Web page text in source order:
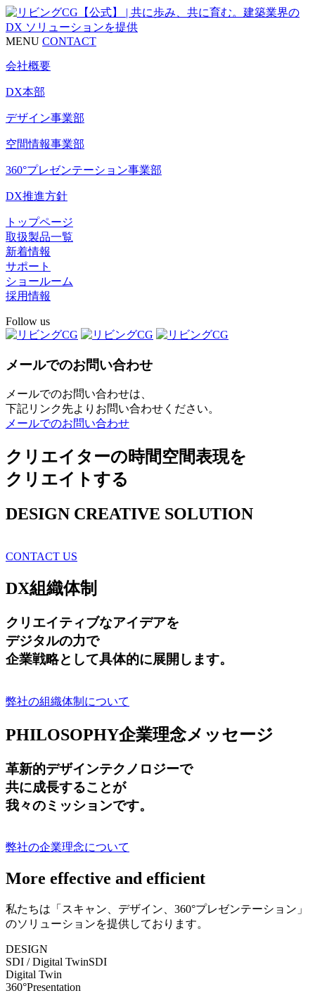
MENU CONTACT
会社概要
DX本部
デザイン事業部
空間情報事業部
360°プレゼンテーション事業部
DX推進方針
トップページ
取扱製品一覧
新着情報
サポート
ショールーム
採用情報
Follow us
メールでのお問い合わせ
メールでのお問い合わせは、
下記リンク先よりお問い合わせください。
メールでのお問い合わせ
クリエイターの時間空間表現を
クリエイトする
DESIGN CREATIVE SOLUTION
CONTACT US
DX組織体制
クリエイティブなアイデアを
デジタルの力で
企業戦略として具体的に展開します。
弊社の組織体制について
PHILOSOPHY企業理念メッセージ
革新的デザインテクノロジーで
共に成長することが
我々のミッションです。
弊社の企業理念について
More effective and efficient
私たちは「スキャン、デザイン、360°プレゼンテーション」
のソリューションを提供しております。
DESIGN
SDI / Digital TwinSDI
Digital Twin
360°Presentation